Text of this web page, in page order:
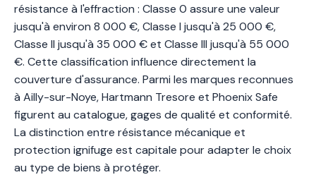
résistance à l'effraction : Classe 0 assure une valeur
jusqu'à environ 8 000 €, Classe I jusqu'à 25 000 €,
Classe II jusqu'à 35 000 € et Classe III jusqu'à 55 000
€. Cette classification influence directement la
couverture d'assurance. Parmi les marques reconnues
à Ailly-sur-Noye, Hartmann Tresore et Phoenix Safe
figurent au catalogue, gages de qualité et conformité.
La distinction entre résistance mécanique et
protection ignifuge est capitale pour adapter le choix
au type de biens à protéger.